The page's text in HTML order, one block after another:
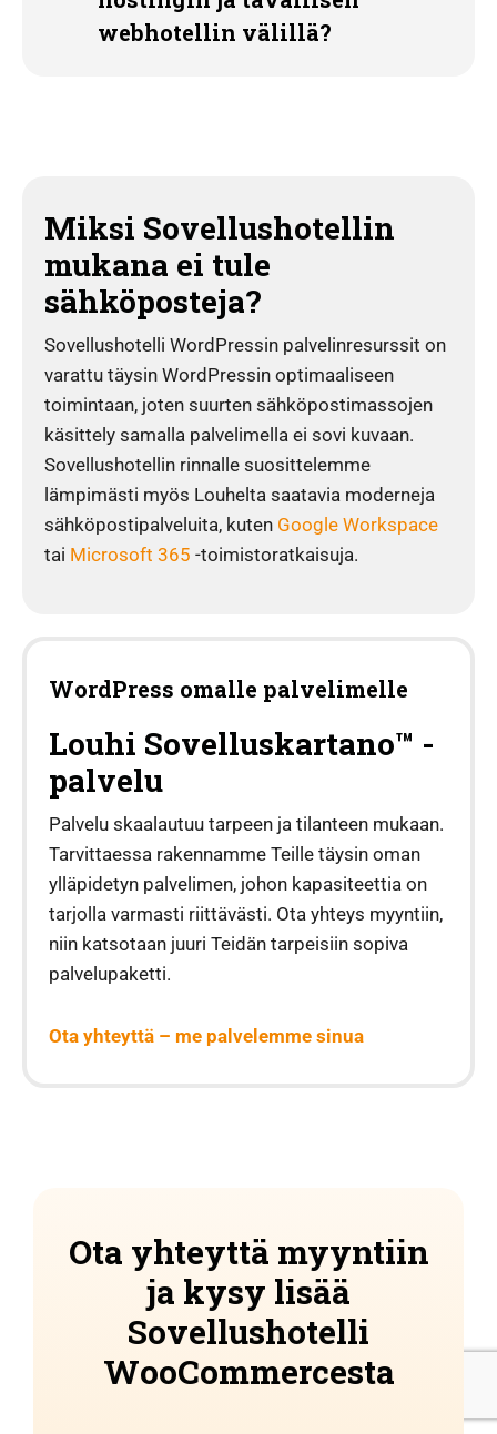
webhotellin välillä?
Miksi Sovellushotellin
mukana ei tule
sähköposteja?
Sovellushotelli WordPressin palvelinresurssit on
varattu täysin WordPressin optimaaliseen
toimintaan, joten suurten sähköpostimassojen
käsittely samalla palvelimella ei sovi kuvaan.
Sovellushotellin rinnalle suosittelemme
lämpimästi myös Louhelta saatavia moderneja
sähköpostipalveluita, kuten Google Workspace
tai Microsoft 365 -toimistoratkaisuja.
WordPress omalle palvelimelle
Louhi Sovelluskartano™ -
palvelu
Palvelu skaalautuu tarpeen ja tilanteen mukaan.
Tarvittaessa rakennamme Teille täysin oman
ylläpidetyn palvelimen, johon kapasiteettia on
tarjolla varmasti riittävästi. Ota yhteys myyntiin,
niin katsotaan juuri Teidän tarpeisiin sopiva
palvelupaketti.
Ota yhteyttä – me palvelemme sinua
Ota yhteyttä myyntiin
ja kysy lisää
Sovellushotelli
WooCommercesta